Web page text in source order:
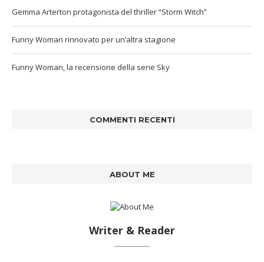
Gemma Arterton protagonista del thriller “Storm Witch”
Funny Woman rinnovato per un’altra stagione
Funny Woman, la recensione della serie Sky
COMMENTI RECENTI
ABOUT ME
Writer & Reader